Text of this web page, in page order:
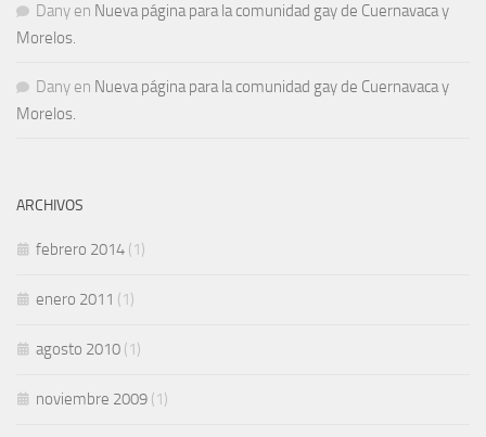
Dany en Nueva página para la comunidad gay de Cuernavaca y
Morelos.
Dany en Nueva página para la comunidad gay de Cuernavaca y
Morelos.
ARCHIVOS
febrero 2014 (1)
enero 2011 (1)
agosto 2010 (1)
noviembre 2009 (1)